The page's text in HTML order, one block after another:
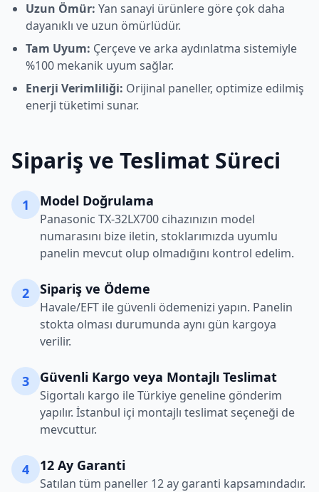
Uzun Ömür: Yan sanayi ürünlere göre çok daha
dayanıklı ve uzun ömürlüdür.
Tam Uyum: Çerçeve ve arka aydınlatma sistemiyle
%100 mekanik uyum sağlar.
Enerji Verimliliği: Orijinal paneller, optimize edilmiş
enerji tüketimi sunar.
Sipariş ve Teslimat Süreci
1 Model Doğrulama
Panasonic TX-32LX700 cihazınızın model
numarasını bize iletin, stoklarımızda uyumlu
panelin mevcut olup olmadığını kontrol edelim.
2 Sipariş ve Ödeme
Havale/EFT ile güvenli ödemenizi yapın. Panelin
stokta olması durumunda aynı gün kargoya
verilir.
3 Güvenli Kargo veya Montajlı Teslimat
Sigortalı kargo ile Türkiye geneline gönderim
yapılır. İstanbul içi montajlı teslimat seçeneği de
mevcuttur.
4 12 Ay Garanti
Satılan tüm paneller 12 ay garanti kapsamındadır.